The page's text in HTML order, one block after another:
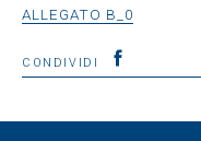
ALLEGATO B_0
CONDIVIDI